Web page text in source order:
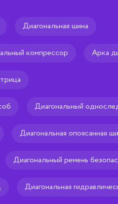
графа
Диагональная шина
компрессор Арка
Диагональный
Диагональная опоясанная
Диагональный ремень
Диагональная